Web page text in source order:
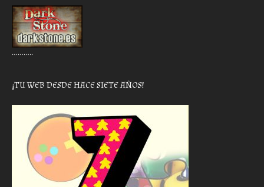
………..
¡TU WEB DESDE HACE SIETE AÑOS!